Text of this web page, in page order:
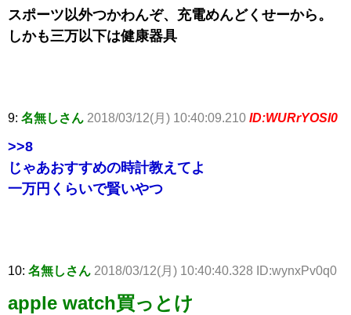
スポーツ以外つかわんぞ、充電めんどくせーから。
しかも三万以下は健康器具
9: 名無しさん 2018/03/12(月) 10:40:09.210 ID:WURrYOSl0
>>8
じゃあおすすめの時計教えてよ
一万円くらいで賢いやつ
10: 名無しさん 2018/03/12(月) 10:40:40.328 ID:wynxPv0q0
apple watch買っとけ